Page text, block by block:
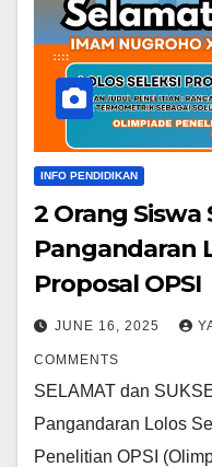
INFO PENDIDIKAN
2 Orang Siswa
Pangandaran
Proposal OPSI
JUNE 16, 2025
COMMENTS
SELAMAT dan
Pangandaran Lolos
Penelitian OPSI